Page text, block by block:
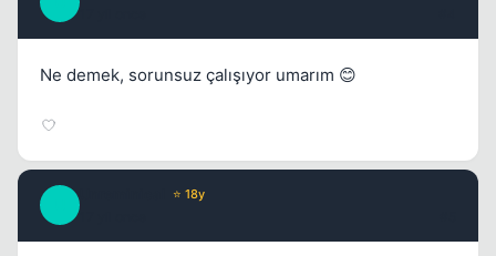
Ne demek, sorunsuz çalışıyor umarım 😊
⭐ 18y